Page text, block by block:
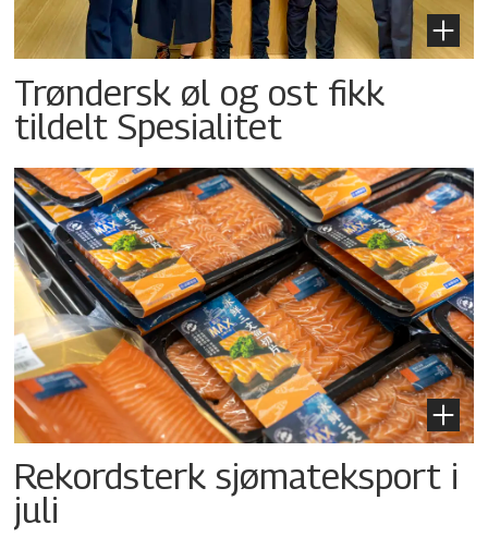
Trøndersk øl og ost fikk
tildelt Spesialitet
Rekordsterk sjømateksport i
juli